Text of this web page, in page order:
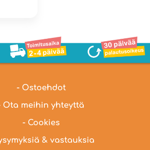
- Ostoehdot
Ota meihin yhteyttä
- Cookies
& vastauksia